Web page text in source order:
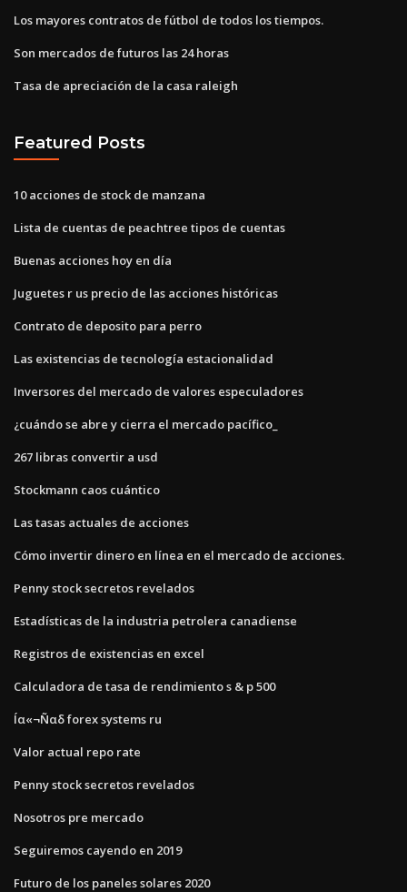
Los mayores contratos de fútbol de todos los tiempos.
Son mercados de futuros las 24 horas
Tasa de apreciación de la casa raleigh
Featured Posts
10 acciones de stock de manzana
Lista de cuentas de peachtree tipos de cuentas
Buenas acciones hoy en día
Juguetes r us precio de las acciones históricas
Contrato de deposito para perro
Las existencias de tecnología estacionalidad
Inversores del mercado de valores especuladores
¿cuándo se abre y cierra el mercado pacífico_
267 libras convertir a usd
Stockmann caos cuántico
Las tasas actuales de acciones
Cómo invertir dinero en línea en el mercado de acciones.
Penny stock secretos revelados
Estadísticas de la industria petrolera canadiense
Registros de existencias en excel
Calculadora de tasa de rendimiento s & p 500
Íα«¬Ñαδ forex systems ru
Valor actual repo rate
Penny stock secretos revelados
Nosotros pre mercado
Seguiremos cayendo en 2019
Futuro de los paneles solares 2020